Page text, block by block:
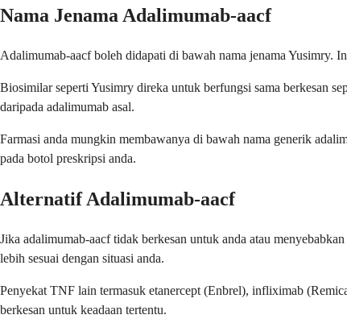
Nama Jenama Adalimumab-aacf
Adalimumab-aacf boleh didapati di bawah nama jenama Yusimry.
Biosimilar seperti Yusimry direka untuk berfungsi sama berkesan
daripada adalimumab asal.
Farmasi anda mungkin membawanya di bawah nama generik
pada botol preskripsi anda.
Alternatif Adalimumab-aacf
Jika adalimumab-aacf tidak berkesan untuk anda atau
lebih sesuai dengan situasi anda.
Penyekat TNF lain termasuk etanercept (Enbrel), infliximab
berkesan untuk keadaan tertentu.